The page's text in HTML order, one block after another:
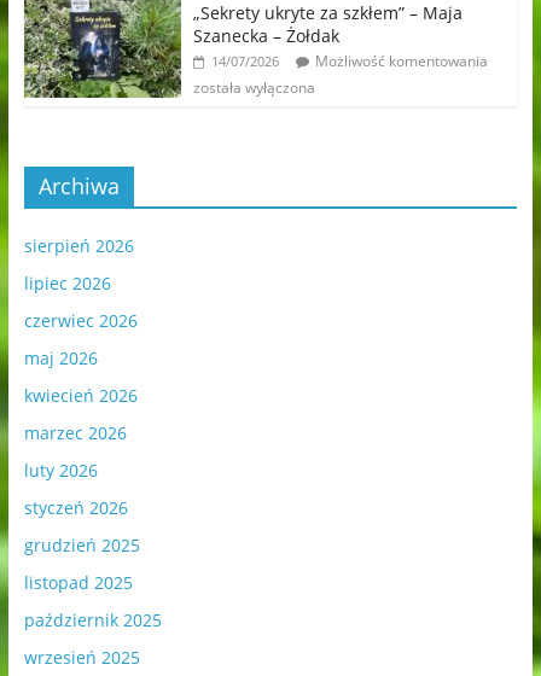
„Sekrety ukryte za szkłem” – Maja
Szanecka – Żołdak
14/07/2026
Możliwość komentowania
została wyłączona
Archiwa
sierpień 2026
lipiec 2026
czerwiec 2026
maj 2026
kwiecień 2026
marzec 2026
luty 2026
styczeń 2026
grudzień 2025
listopad 2025
październik 2025
wrzesień 2025